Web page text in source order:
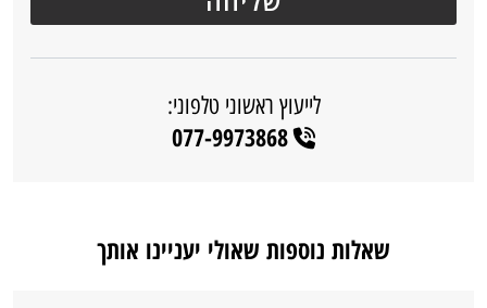
לייעוץ ראשוני טלפוני:
077-9973868
שאלות נוספות שאולי יעניינו אותך